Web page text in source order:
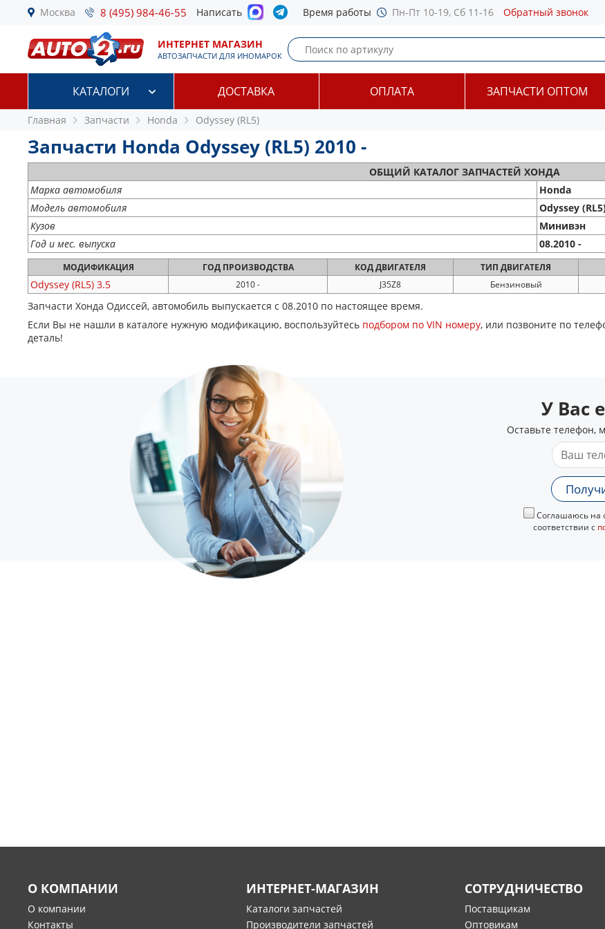
Москва 8 (495) 984-46-55 Написать Время работы Пн-Пт 10-19, Сб 11-16 Обратный звонок
ИНТЕРНЕТ МАГАЗИН
АВТОЗАПЧАСТИ ДЛЯ ИНОМАРОК
КАТАЛОГИ ДОСТАВКА ОПЛАТА ЗАПЧАСТИ ОПТОМ
Главная Запчасти Honda Odyssey (RL5)
Запчасти Honda Odyssey (RL5) 2010 -
ОБЩИЙ КАТАЛОГ ЗАПЧАСТЕЙ ХОНДА
Марка автомобиля
Honda
Модель автомобиля
Odyssey
Кузов
Минивэн
Год и мес. выпуска
08.2010 -
МОДИФИКАЦИЯ ГОДПРОИЗВОДСТВА КОДДВИГАТЕЛЯ ТИП ДВИГАТЕЛЯ
Odyssey (RL5) 3.5 2010 - J35Z8 Бензиновый
Запчасти Хонда Одиссей, автомобиль выпускается с 08.2010 по настоящее время.
Если Вы не нашли в каталоге нужную модификацию, воспользуйтесь подбором по VIN номеру, или позвоните по
деталь!
У Вас
Оставьте телефон,
Соглашаюсь на
соответствии с
О КОМПАНИИ
О компании
Контакты
ИНТЕРНЕТ-МАГАЗИН
Каталоги запчастей
Производители запчастей
СОТРУДНИЧЕСТВО
Поставщикам
Оптовикам